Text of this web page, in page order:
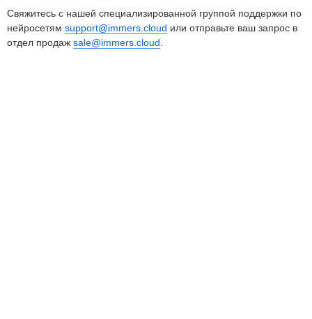
Свяжитесь с нашей специализированной группой поддержки по
нейросетям support@immers.cloud или отправьте ваш запрос в
отдел продаж sale@immers.cloud